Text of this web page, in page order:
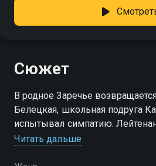
Сюжет
В родное Заречье
Белецкая, школьная подруга
испытывал симпатию.
подавленной и молчаливой
Читать дальше